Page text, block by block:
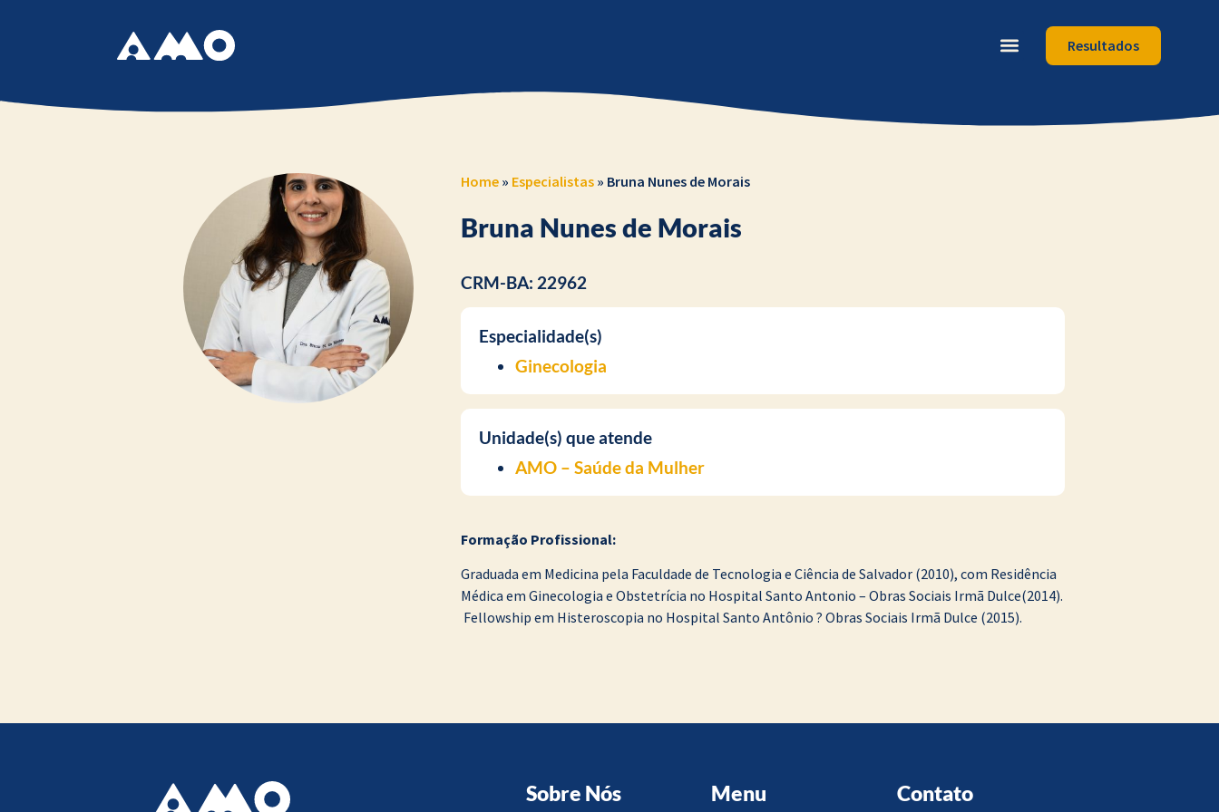
Resultados
Home» Especialistas» Bruna Nunes de Morais
Bruna Nunes de Morais
CRM-BA: 22962
Especialidade(s)
Ginecologia
Unidade(s) que atende
AMO – Saúde da Mulher
Formação Profissional:
Graduada em Medicina pela Faculdade de Tecnologia e Ciência de Salvador (2010), com Residência
Médica em Ginecologia e Obstetrícia no Hospital Santo Antonio – Obras Sociais Irmã Dulce(2014).
Fellowship em Histeroscopia no Hospital Santo Antônio ? Obras Sociais Irmã Dulce (2015).
Sobre Nós Menu Contato